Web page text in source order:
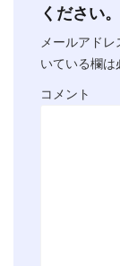
ください。
メールアドレ
いている欄は
コメント